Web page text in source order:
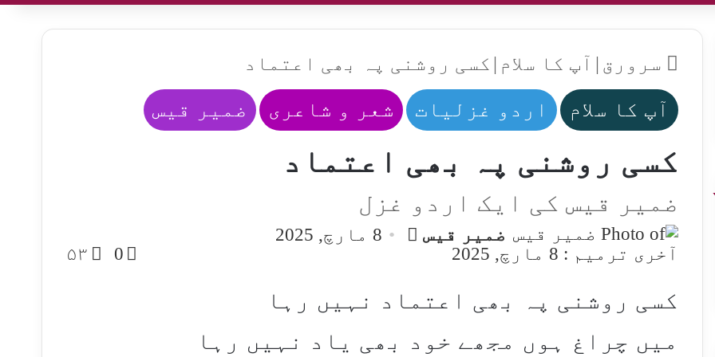
سرورق | آپ کا سلام | کسی روشنی پہ بھی اعتماد
آپ کا سلام اردو غزلیات شعر و شاعری ضمیر قیس
کسی روشنی پہ بھی اعتماد
ضمیر قیس کی ایک اردو غزل
ضمیر قیس
Send
8 مارچ, 2025
آخری ترمیم : 8 مارچ, 2025
0 ۵۳
کسی روشنی پہ بھی اعتماد نہیں رہا
میں چراغ ہوں مجھے خود بھی یاد نہیں رہا